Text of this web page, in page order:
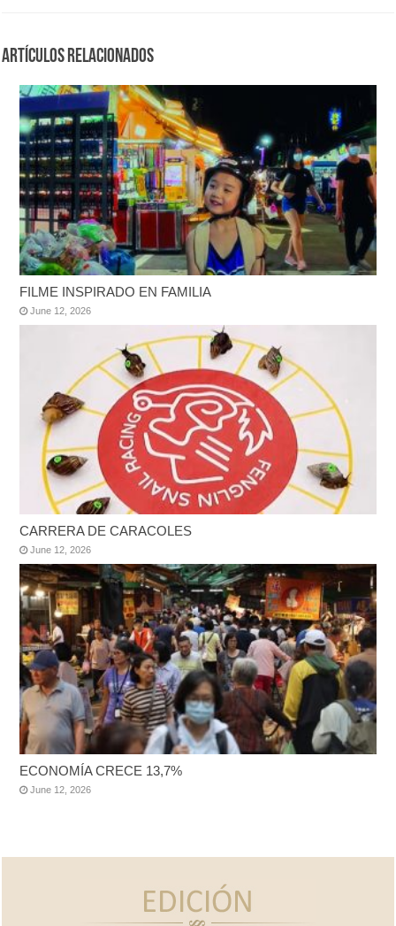
Artículos Relacionados
FILME INSPIRADO EN FAMILIA
June 12, 2026
CARRERA DE CARACOLES
June 12, 2026
ECONOMÍA CRECE 13,7%
June 12, 2026